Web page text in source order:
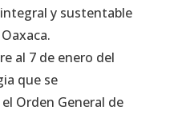
y sustentable
al 7 de enero del
que se
Orden General de